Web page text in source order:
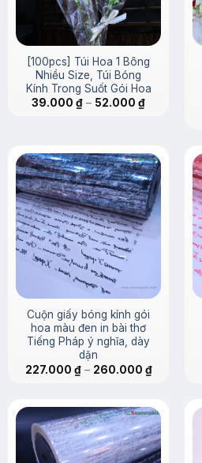
[100pcs] Túi Hoa 1 Bông
Nhiều Size, Túi Bóng
Kính Trong Suốt Gói Hoa
39.000 ₫ – 52.000 ₫Khoảng
52.000 ₫
Cuộn giấy bóng kính gói
hoa màu đen in bài thơ
Tiếng Pháp ý nghĩa, dày
dặn
227.000 ₫ – 260.000 ₫Khoảng
giá:
đến
260.000 ₫